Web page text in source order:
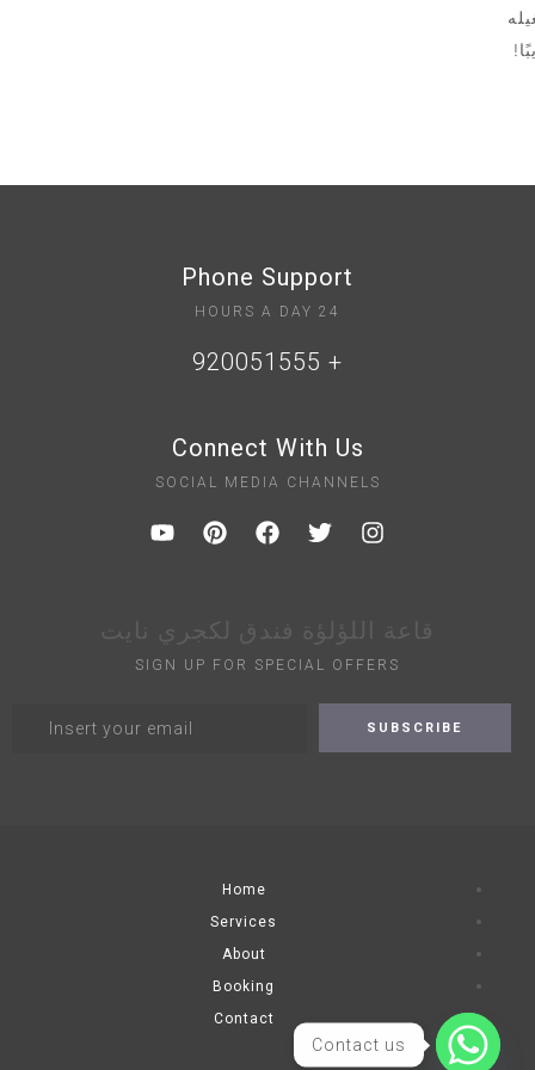
Phone Support
24 HOURS A DAY
+ 920051555
Connect With Us
SOCIAL MEDIA CHANNELS
قاعة اللؤلؤة فندق لكجري نايت
SIGN UP FOR SPECIAL OFFERS
Home
Services
About
Booking
Contact
Contact us